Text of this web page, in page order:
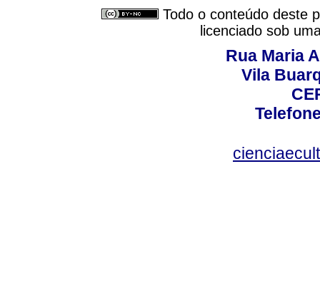
Todo o conteúdo deste
licenciado sob
Rua Maria
Vila